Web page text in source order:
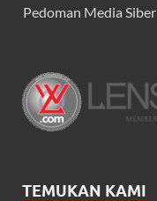
Pedoman Media Siber
TEMUKAN KAMI